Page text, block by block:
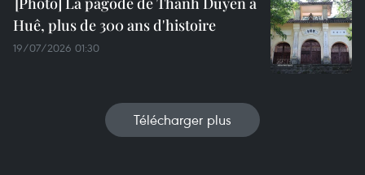
Huê, plus de 300 ans d'histoire
19/07/2026 01:30
Télécharger plus